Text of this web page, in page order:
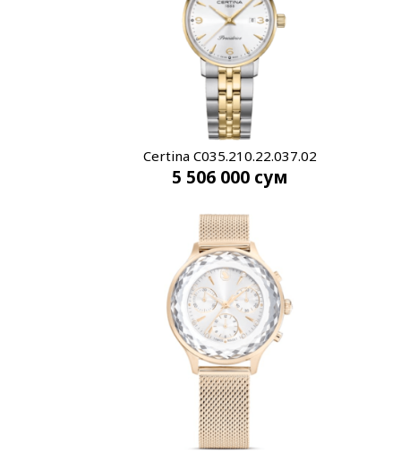
Certina C035.210.22.037.02
5 506 000 сум